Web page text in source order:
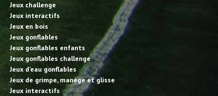
Jeux challenge
Jeux interactifs
Jeux en bois
Jeux gonflables
Jeux gonflables enfants
Jeux gonflables challenge
Jeux d’eau gonflables
Jeux de grimpe, manège et glisse
Jeux interactifs